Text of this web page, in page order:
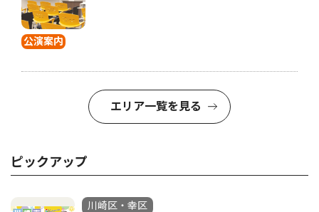
公演案内
エリア一覧を見る
ピックアップ
川崎区・幸区